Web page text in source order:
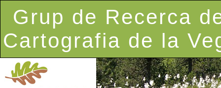
Grup de Recerca
Cartografia de la